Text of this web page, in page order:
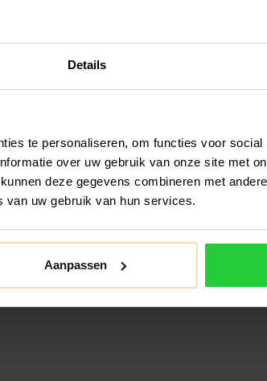
Details
te personaliseren, om functies voor
over uw gebruik van onze site met
deze gegevens combineren met
uw gebruik van hun services.
Aanpassen